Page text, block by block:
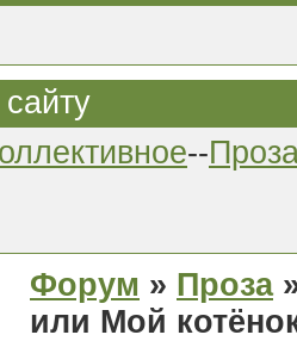
--
Форум » Проза
или Мой